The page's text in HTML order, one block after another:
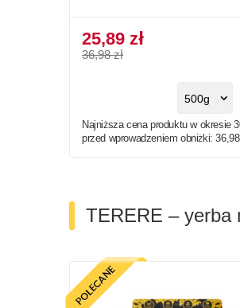
25,89 zł
36,98 zł
500g
Najniższa cena produktu w okresie
przed wprowadzeniem obniżki:36,98
TERERE – yerba